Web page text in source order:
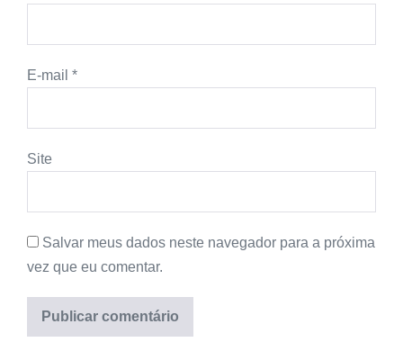
E-mail *
Site
Salvar meus dados neste navegador para a próxima
vez que eu comentar.